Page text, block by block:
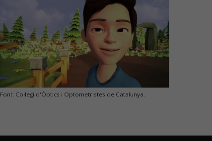
Font: Col·legi d'Òptics i Optometristes de Catalunya.